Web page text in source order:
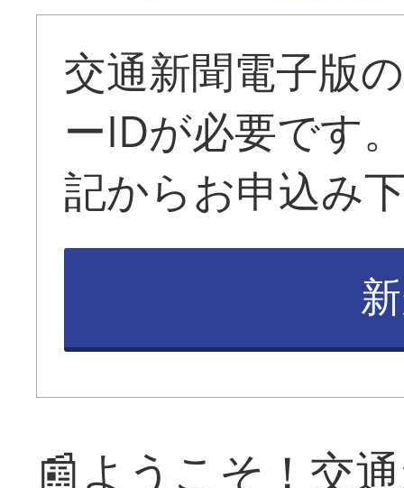
交通新聞電子版
ーIDが必要です
記からお申込み
📰ようこそ！交